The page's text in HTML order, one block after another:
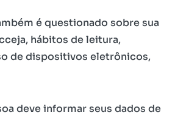
é questionado sobre sua
hábitos de leitura,
de dispositivos eletrônicos,
deve informar seus dados de